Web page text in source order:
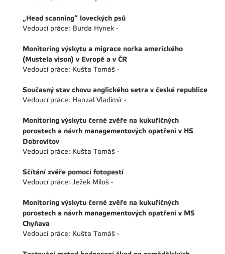
„Head scanning“ loveckých psů
Vedoucí práce: Burda Hynek -
Monitoring výskytu a migrace norka amerického
(Mustela vison) v Evropě a v ČR
Vedoucí práce: Kušta Tomáš -
Současný stav chovu anglického setra v české republice
Vedoucí práce: Hanzal Vladimír -
Monitoring výskytu černé zvěře na kukuřičných
porostech a návrh managementových opatření v HS
Dobrovítov
Vedoucí práce: Kušta Tomáš -
Sčítání zvěře pomocí fotopastí
Vedoucí práce: Ježek Miloš -
Monitoring výskytu černé zvěře na kukuřičných
porostech a návrh managementových opatření v MS
Chyňava
Vedoucí práce: Kušta Tomáš -